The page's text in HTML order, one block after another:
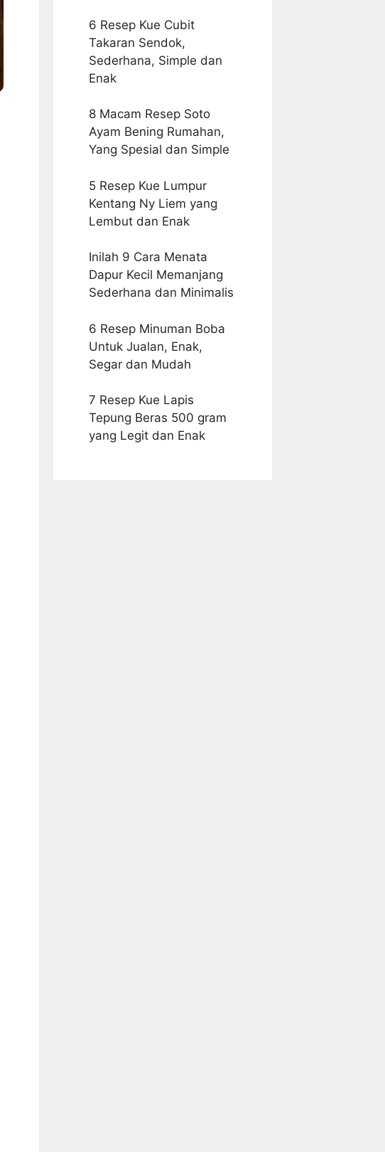
6 Resep Kue Cubit
Takaran Sendok,
Sederhana, Simple dan
Enak
8 Macam Resep Soto
Ayam Bening Rumahan,
Yang Spesial dan Simple
5 Resep Kue Lumpur
Kentang Ny Liem yang
Lembut dan Enak
Inilah 9 Cara Menata
Dapur Kecil Memanjang
Sederhana dan Minimalis
6 Resep Minuman Boba
Untuk Jualan, Enak,
Segar dan Mudah
7 Resep Kue Lapis
Tepung Beras 500 gram
yang Legit dan Enak